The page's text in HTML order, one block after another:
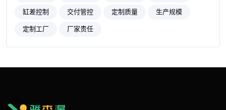
缸差控制
交付管控 定制质量
生产规模
定制工厂
厂家责任